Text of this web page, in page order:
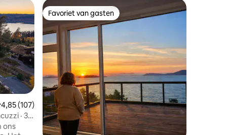
beoordeling van 4,85 op 5, 107 recensies
4,85 (107)
· 30
Favoriet van gasten
Favoriet van gasten